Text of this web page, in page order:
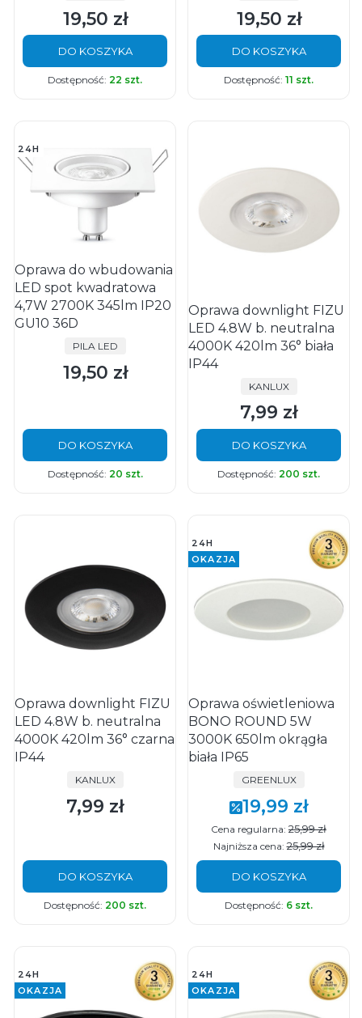
Cena
19,50 zł
DO KOSZYKA
Dostępność: 22 szt.
Cena
19,50 zł
DO KOSZYKA
Dostępność: 11 szt.
24H
Oprawa do wbudowania
LED spot kwadratowa
4,7W 2700K 345lm IP20
GU10 36D
PRODUCENT
PILA LED
Cena
19,50 zł
DO KOSZYKA
Dostępność: 20 szt.
Oprawa downlight FIZU
LED 4.8W b. neutralna
4000K 420lm 36° biała
IP44
PRODUCENT
KANLUX
Cena
7,99 zł
DO KOSZYKA
Dostępność: 200 szt.
Oprawa downlight FIZU
LED 4.8W b. neutralna
4000K 420lm 36° czarna
IP44
PRODUCENT
KANLUX
Cena
7,99 zł
DO KOSZYKA
Dostępność: 200 szt.
24H
OKAZJA
Oprawa oświetleniowa
BONO ROUND 5W
3000K 650lm okrągła
biała IP65
PRODUCENT
GREENLUX
Cena promocyjna
19,99 zł
Cena regularna: 25,99 zł
Najniższa cena: 25,99 zł
DO KOSZYKA
Dostępność: 6 szt.
24H
OKAZJA
24H
OKAZJA